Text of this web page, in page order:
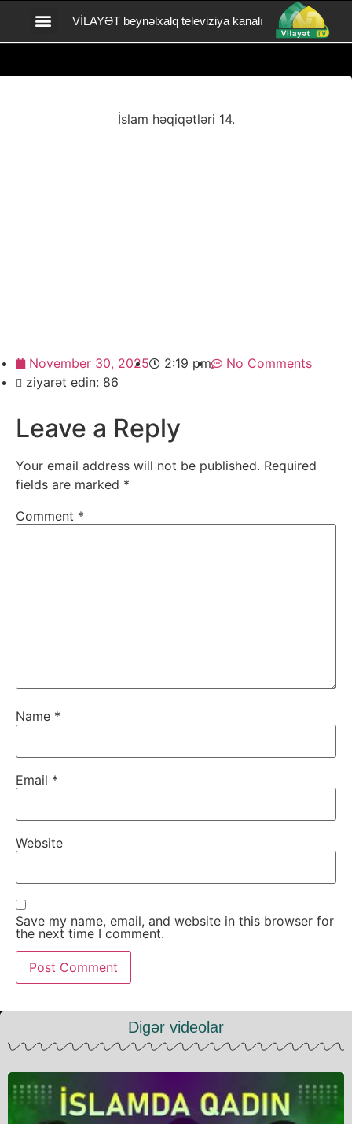
VİLAYƏT beynəlxalq televiziya kanalı
İslam həqiqətləri 14.
November 30, 2025 2:19 pm
No Comments
ziyarət edin: 86
Leave a Reply
Your email address will not be published. Required
fields are marked *
Comment *
Name *
Email *
Website
Save my name, email, and website in this browser for
the next time I comment.
Digər videolar